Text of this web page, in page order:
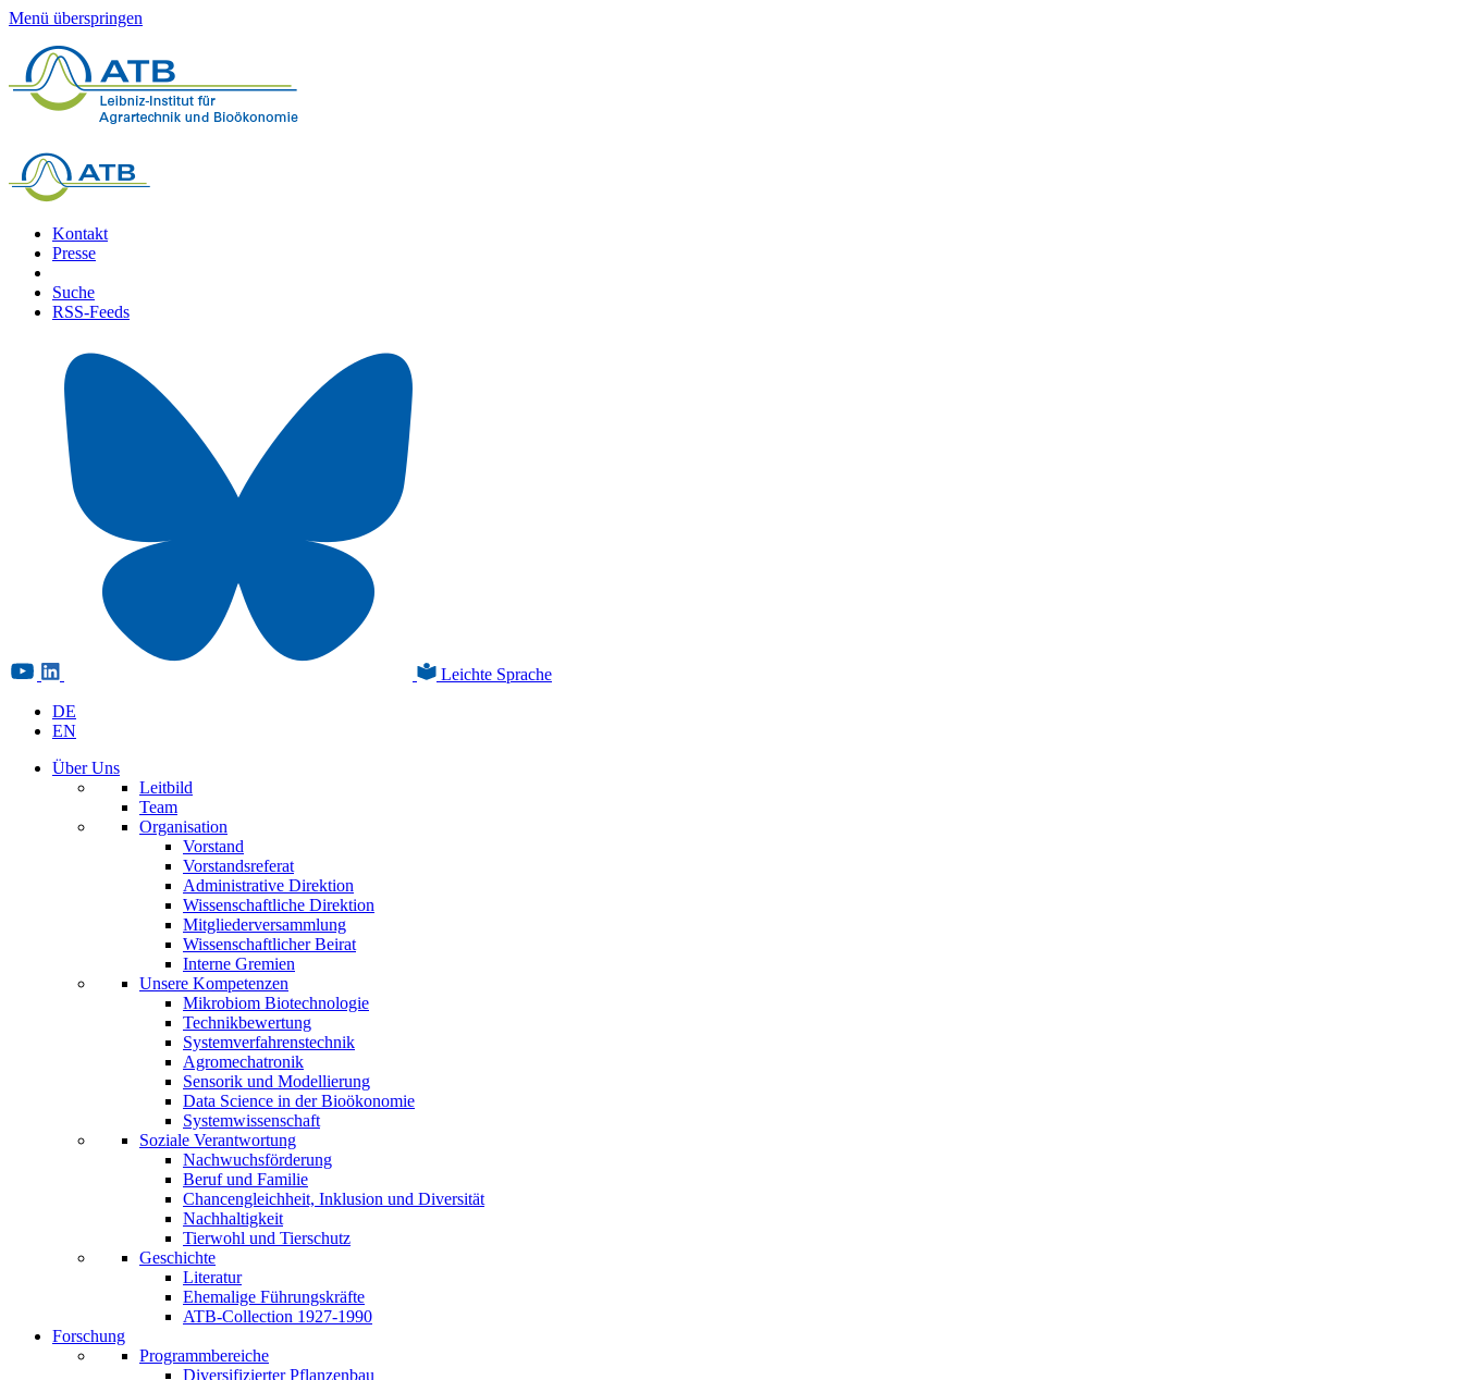
Menü überspringen
Kontakt
Presse
Suche
RSS-Feeds
Leichte Sprache
DE
EN
Über Uns
Leitbild
Team
Organisation
Vorstand
Vorstandsreferat
Administrative Direktion
Wissenschaftliche Direktion
Mitgliederversammlung
Wissenschaftlicher Beirat
Interne Gremien
Unsere Kompetenzen
Mikrobiom Biotechnologie
Technikbewertung
Systemverfahrenstechnik
Agromechatronik
Sensorik und Modellierung
Data Science in der Bioökonomie
Systemwissenschaft
Soziale Verantwortung
Nachwuchsförderung
Beruf und Familie
Chancengleichheit, Inklusion und Diversität
Nachhaltigkeit
Tierwohl und Tierschutz
Geschichte
Literatur
Ehemalige Führungskräfte
ATB-Collection 1927-1990
Forschung
Programmbereiche
Diversifizierter Pflanzenbau